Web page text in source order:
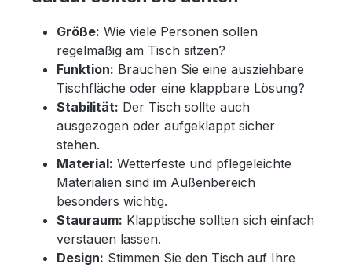
Größe: Wie viele Personen sollen
regelmäßig am Tisch sitzen?
Funktion: Brauchen Sie eine ausziehbare
Tischfläche oder eine klappbare Lösung?
Stabilität: Der Tisch sollte auch
ausgezogen oder aufgeklappt sicher
stehen.
Material: Wetterfeste und pflegeleichte
Materialien sind im Außenbereich
besonders wichtig.
Stauraum: Klapptische sollten sich einfach
verstauen lassen.
Design: Stimmen Sie den Tisch auf Ihre